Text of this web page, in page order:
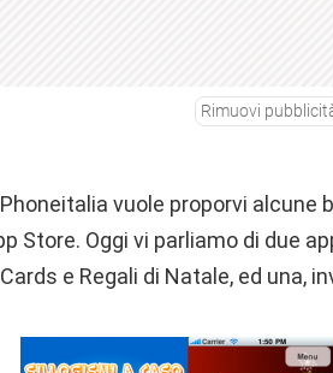
Rimuovi
vuole proporvi alcune
Store. Oggi vi parliamo di due
e Regali di Natale, ed una,